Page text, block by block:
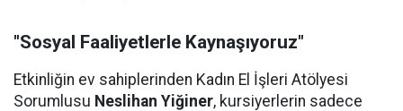
"Sosyal Faaliyetlerle Kaynaşıyoruz"
Etkinliğin ev sahiplerinden Kadın El İşleri Atölyesi
Sorumlusu Neslihan Yiğiner, kursiyerlerin sadece